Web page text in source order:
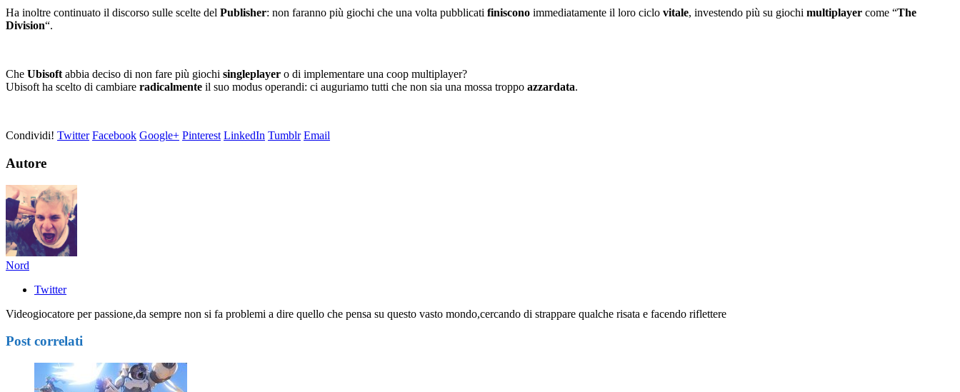
Ha inoltre continuato il discorso sulle scelte del Publisher: non faranno più giochi che una volta pubblicati finiscono immediatamente il loro ciclo vitale, investendo più su giochi multiplayer come “The
Division“.
Che Ubisoft abbia deciso di non fare più giochi singleplayer o di implementare una coop multiplayer?
Ubisoft ha scelto di cambiare radicalmente il suo modus operandi: ci auguriamo tutti che non sia una mossa troppo azzardata.
Condividi! Twitter Facebook Google+ Pinterest LinkedIn Tumblr Email
Autore
Nord
Twitter
Videogiocatore per passione,da sempre non si fa problemi a dire quello che pensa su questo vasto mondo,cercando di strappare qualche risata e facendo riflettere
Post correlati